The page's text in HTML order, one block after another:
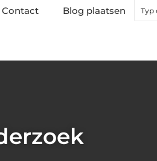
Contact Blog plaatsen